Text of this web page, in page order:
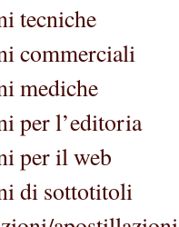
tecniche
commerciali
mediche
per l’editoria
per il web
di sottotitoli